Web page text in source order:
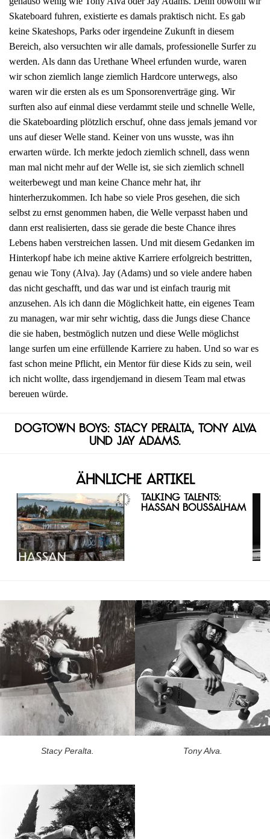
Skateboard fuhren, existierte es damals praktisch nicht. Es gab
keine Skateshops, Parks oder irgendeine Zukunft in diesem
Bereich, also versuchten wir alle damals, professionelle Surfer zu
werden. Als dann das Urethane Wheel erfunden wurde, waren
wir schon ziemlich lange ziemlich Hardcore unterwegs, also
waren wir die ersten als es um Sponsorenverträge ging. Wir
surften also auf einmal diese verdammt steile und schnelle Welle,
die Skateboarding plötzlich erschuf, ohne dass jemals jemand vor
uns auf dieser Welle stand. Keiner von uns wusste, was ihn
erwarten würde. Ich merkte jedoch ziemlich schnell, dass wenn
man mal nicht mehr auf der Welle ist, sie sich ziemlich schnell
weiterbewegt und man keine Chance mehr hat, ihr
hinterherzukommen. Ich habe so viele Pros gesehen, die sich
selbst zu ernst genommen haben, die Welle verpasst haben und
dann erst realisierten, dass sie gerade die beste Chance ihres
Lebens haben verstreichen lassen. Und mit diesem Gedanken im
Hinterkopf habe ich meine aktive Karriere erfolgreich bestritten,
genau wie Tony (Alva). Jay (Adams) und so viele andere haben
das nicht geschafft, und das war und ist einfach traurig mit
anzusehen. Als ich dann die Möglichkeit hatte, ein eigenes Team
zu managen, war mir sehr wichtig, dass die Jungs diese Chance
die sie haben, bestmöglich nutzen und diese Welle möglichst
lange surfen um eine erfüllende Karriere zu haben. Und so war es
fast schon meine Pflicht, ein Mentor für diese Kids zu sein, weil
ich nicht wollte, dass irgendjemand in diesem Team mal etwas
bereuen würde.
Dogtown Boys: Stacy Peralta, Tony Alva
und Jay Adams.
Ähnliche Artikel
Talking Talents:
Hassan Boussalham
Stacy Peralta. Tony Alva.